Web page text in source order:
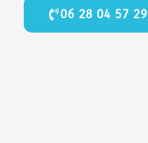
06 28 04 57 29